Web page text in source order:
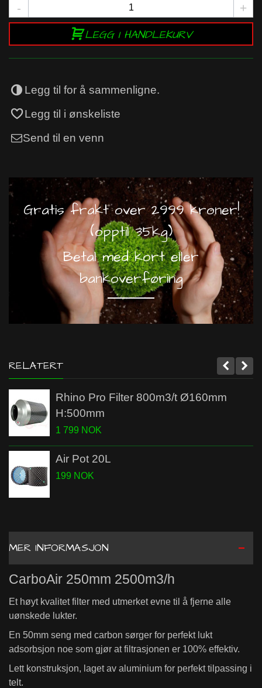
- +
LEGG I HANDLEKURV
Legg til for å sammenligne.
Legg til i ønskeliste
Send til en venn
Gratis frakt over 2999 kroner!
(opptil 35kg)
Betal med kort eller
bankoverføring
RELATERT
Rhino Pro Filter 800m3/t Ø160mm
H:500mm
1 799 NOK
Air Pot 20L
199 NOK
MER INFORMASJON
CarboAir 250mm 2500m3/h
Et høyt kvalitet filter med utmerket evne til å fjerne alle
uønskede lukter.
En 50mm seng med carbon sørger for perfekt lukt
adsorbsjon noe som gjør at filtrasjonen er 100% effektiv.
Lett konstruksjon, laget av aluminium for perfekt tilpassing i
telt.